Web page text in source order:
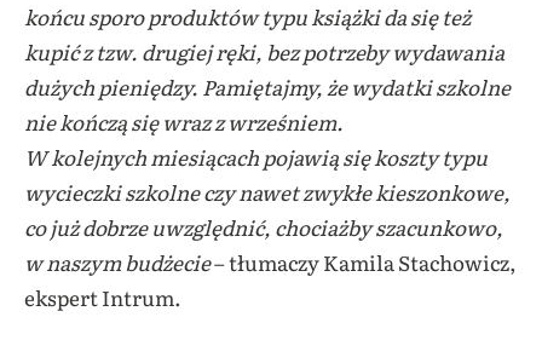
końcu sporo produktów typu książki da się też
kupić z tzw. drugiej ręki, bez potrzeby wydawania
dużych pieniędzy. Pamiętajmy, że wydatki szkolne
nie kończą się wraz z wrześniem.
W kolejnych miesiącach pojawią się koszty typu
wycieczki szkolne czy nawet zwykłe kieszonkowe,
co już dobrze uwzględnić, chociażby szacunkowo,
w naszym budżecie– tłumaczy Kamila Stachowicz,
ekspert Intrum.